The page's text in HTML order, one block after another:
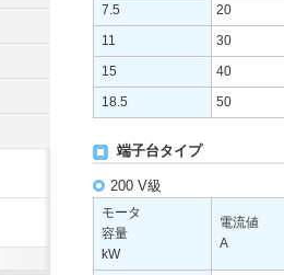
7.5
20
11
30
15
40
18.5
50
端子台タイプ
200 V級
モータ
容量
kW
電流値
A